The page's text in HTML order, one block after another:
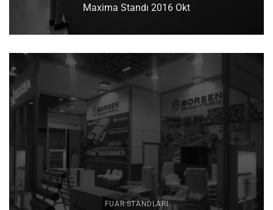
Maxima Standı 2016 Okt
FUAR STANDLARI